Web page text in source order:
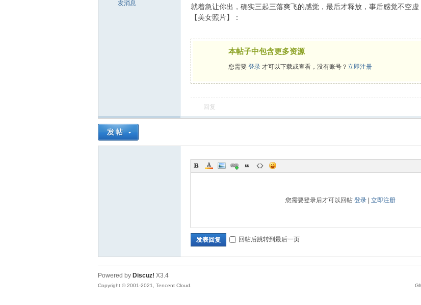
发消息
就着急让你出，确实三起三落爽飞的感觉，最后才释放，事后感觉不空
【美女照片】：
本帖子中包含更多资源
您需要 登录 才可以下载或查看，没有账号？ 立即注册
回复
您需要登录后才可以回帖 登录| 立即注册
发表回复 回帖后跳转到最后一页
Powered by Discuz! X3.4
Copyright © 2001-2021, Tencent Cloud.